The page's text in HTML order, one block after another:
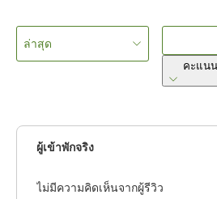
ล่าสุด
คะแน
ผู้เข้าพักจริง
ไม่มีความคิดเห็นจากผู้รีวิว